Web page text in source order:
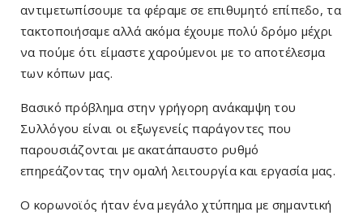
αντιμετωπίσουμε τα φέραμε σε επιθυμητό επίπεδο, τα
τακτοποιήσαμε αλλά ακόμα έχουμε πολύ δρόμο μέχρι
να πούμε ότι είμαστε χαρούμενοι με το αποτέλεσμα
των κόπων μας.
Βασικό πρόβλημα στην γρήγορη ανάκαμψη του
Συλλόγου είναι οι εξωγενείς παράγοντες που
παρουσιάζονται με ακατάπαυστο ρυθμό
επηρεάζοντας την ομαλή λειτουργία και εργασία μας.
Ο κορωνοϊός ήταν ένα μεγάλο χτύπημα με σημαντική